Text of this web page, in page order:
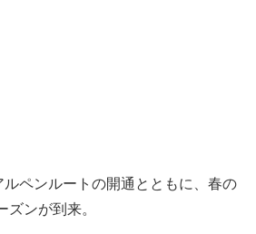
ペンルートの開通とともに、春の
ンが到来。